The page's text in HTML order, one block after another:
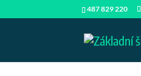
487 829 220